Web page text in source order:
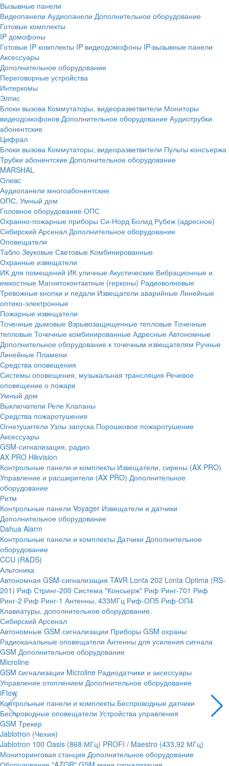
Вызывные панели
Видеопанели Аудиопанели Дополнительное оборудование
Готовые комплекты
IP домофоны
Готовые IP комплекты IP видеодомофоны IP-вызывные панели
Аксессуары
Дополнительное оборудование
Переговорные устройства
Интеркомы
Элтис
Блоки вызова Коммутаторы, видеоразветвители Мониторы
видеодомофонов Дополнительное оборудование Аудиотрубки
абонентские
Цифрал
Блоки вызова Коммутаторы, видеоразветвители Пульты консъержа
Трубки абонентские Дополнительное оборудование
MARSHAL
Олевс
Аудиопанели многоабонентские
ОПС, Умный дом
Головное оборудование ОПС
Охранно-пожарные приборы Си-Норд Болид Рубеж (адресное)
Сибирский Арсенал Дополнительное оборудование
Оповещатели
Табло Звуковые Световые Комбинированные
Охранные извещатели
ИК для помещений ИК уличные Акустические Вибрационные и
емкостные Магнитоконтактные (герконы) Радиоволновые
Тревожные кнопки и педали Извещатели аварийные Линейные
оптико-электронные
Пожарные извещатели
Точечные дымовые Взрывозащищенные тепловые Точечные
тепловые Точечные комбинированные Адресные Автономные
Дополнительное оборудование к точечным извещателям Ручные
Линейные Пламени
Средства оповещения
Системы оповещения, музыкальная трансляция Речевое
оповещение о пожаре
Умный дом
Выключатели Реле Клапаны
Средства пожаротушения
Огнетушители Узлы запуска Порошковое пожаротушение
Аксессуары
GSM-сигнализация, радио
AX PRO Hikvision
Контрольные панели и комплекты Извещатели, сирены (AX PRO)
Управление и расширители (AX PRO) Дополнительное
оборудование
Ритм
Контрольные панели Voyager Извещатели и датчики
Дополнительное оборудование
Dahua Alarm
Контрольные панели и комплекты Датчики Дополнительное
оборудование
CCU (R&DS)
Альтоника
Автономная GSM-сигнализация TAVR Lonta 202 Lonta Optima (RS-
201) Риф Стринг-200 Система "Консьерж" Риф Ринг-701 Риф
Ринг-2 Риф Ринг-1 Антенны, 433МГц Риф-ОП5 Риф-ОП4
Клавиатуры, дополнительное оборудование.
Сибирский Арсенал
Автономные GSM сигнализации Приборы GSM охраны
Радиоканальные оповещатели Антенны для усиления сигнала
GSM Дополнительное оборудование
Microline
GSM cигнализации Microline Радиодатчики и аксессуары
Управление отоплением Дополнительное оборудование
iFlow
Контрольные панели и комплекты Беспроводные датчики
Беспроводные оповещатели Устройства управления
GSM Трекер
Jablotron (Чехия)
Jablotron 100 Oasis (868 МГц) PROFI / Maestro (433,92 МГц)
Мониторинговая станция Дополнительное оборудование